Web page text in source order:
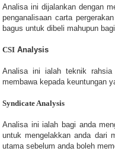
Analisa ini dijalankan dengan
penganalisaan carta
bagus untuk dibeli mahupun
CSI Analysis
Analisa ini ialah teknik
membawa kepada keuntungan
Syndicate Analysis
Analisa ini ialah bagi anda
untuk mengelakkan anda dari
utama sebelum anda boleh